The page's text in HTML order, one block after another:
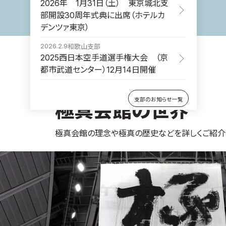
2026年 1月31日（土） 東京城北支
部開設30周年式典に出席（ホテルカ
デンツァ東京）
2026.2.9和歌山支部
2025西日本空手道選手権大会 （京
都市武道センター）12月14日開催
支部のお知らせ一覧
極真会館の世界
極真会館の理念や極真の歴史などを詳しくご紹介